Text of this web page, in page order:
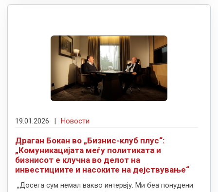
19.01.2026 | Новости
Драган Бокан во „Бизнис-клуб плус“:
„Комуникацијата меѓу политиката и
бизнисот е клучна во делот на
инвестициите и насоките на дејствување“
„Досега сум немал вакво интервју. Ми беа понудени